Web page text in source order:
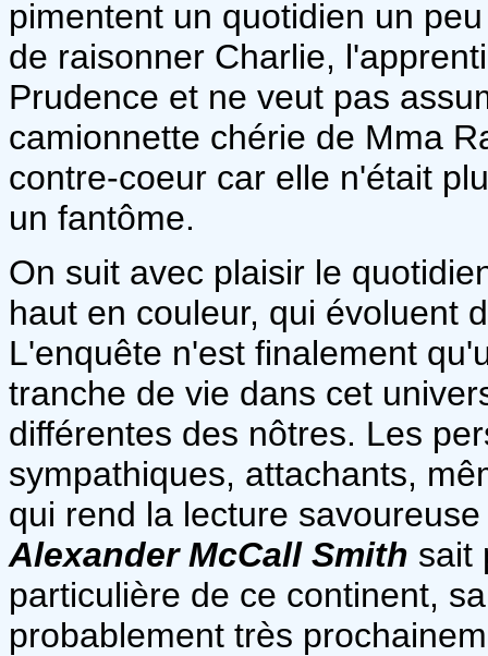
pimentent un quotidien un
de raisonner Charlie,
Prudence et ne veut pas
camionnette chérie de Mma
contre-coeur car elle n'était
un fantôme.
On suit avec plaisir le
haut en couleur, qui évoluent
L'enquête n'est finalement
tranche de vie dans cet
différentes des nôtres. Les
sympathiques, attachants,
qui rend la lecture
Alexander McCall Smith sait
particulière de ce continent,
probablement très